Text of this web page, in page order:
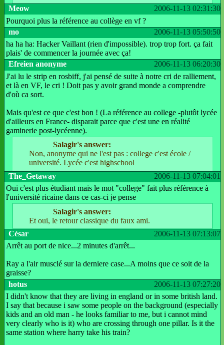
2006-11-13 02:31:30
Meow
Pourquoi plus la référence au collège en vf ?
2006-11-13 05:50:50
mo
ha ha ha: Hacker Vaillant (rien d'impossible). trop trop fort. ça fait
plais' de commencer la journée avec ça!
2006-11-13 06:20:30
Efreien anonyme
J'ai lu le strip en rosbiff, j'ai pensé de suite à notre cri de ralliement,
et là en VF, le cri ! Doit pas y avoir grand monde a comprendre
d'où ca sort.
Mais qu'est ce que c'est bon ! (La référence au college -plutôt lycée
d'ailleurs en France- disparait parce que c'est une en réalité
gaminerie post-lycéenne).
Salagir's answer:
Non, anonyme qui ne l'est pas : college c'est école /
université. Lycée c'est highschool
2006-11-13 07:04:01
The_Getaway
Oui c'est plus étudiant mais le mot "college" fait plus référence à
l'université ricaine dans ce cas-ci je pense
Salagir's answer:
Et oui, le retour classique du faux ami.
2006-11-13 07:13:07
César
Arrêt au port de nice...2 minutes d'arrêt...
Ray a l'air musclé sur la derniere case...A moins que ce soit de la
graisse?
2006-11-13 07:27:20
hotus
I didn't know that they are living in england or in some british land.
I say that because i saw some people on the background (especially
kids and an old man - he looks familiar to me, but i cannot mind
very clearly who is it) who are crossing through one pillar. Is it the
same station where harry take his train?